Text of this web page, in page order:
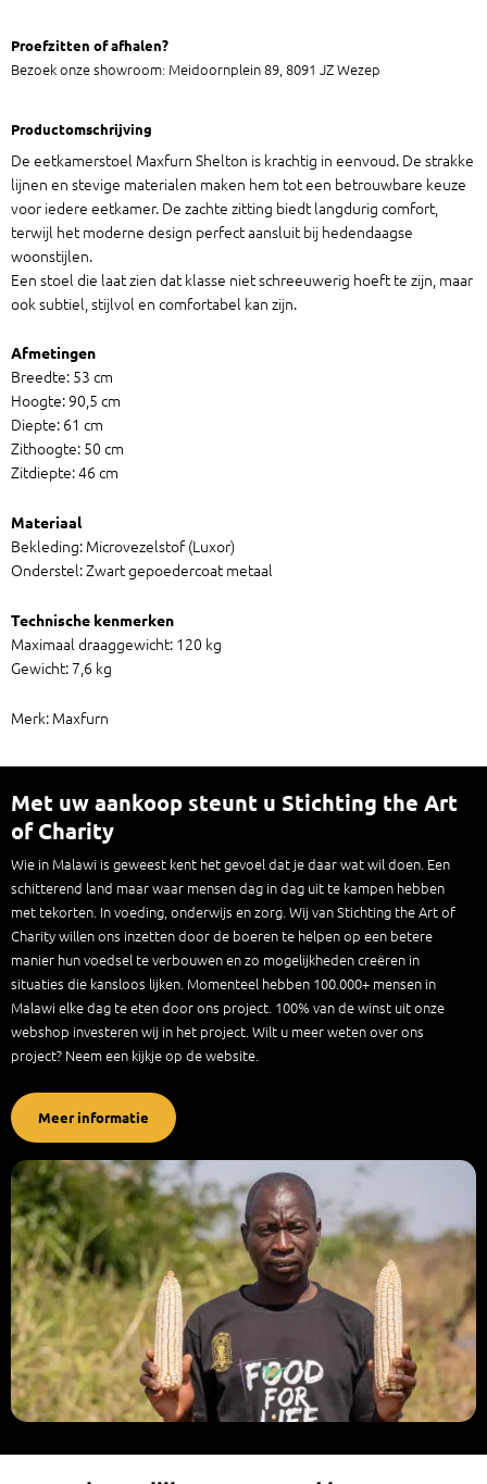
Proefzitten of afhalen?
Bezoek onze showroom: Meidoornplein 89, 8091 JZ Wezep
Productomschrijving
De eetkamerstoel Maxfurn Shelton is krachtig in eenvoud. De strakke
lijnen en stevige materialen maken hem tot een betrouwbare keuze
voor iedere eetkamer. De zachte zitting biedt langdurig comfort,
terwijl het moderne design perfect aansluit bij hedendaagse
woonstijlen.
Een stoel die laat zien dat klasse niet schreeuwerig hoeft te zijn, maar
ook subtiel, stijlvol en comfortabel kan zijn.
Afmetingen
Breedte: 53 cm
Hoogte: 90,5 cm
Diepte: 61 cm
Zithoogte: 50 cm
Zitdiepte: 46 cm
Materiaal
Bekleding: Microvezelstof (Luxor)
Onderstel: Zwart gepoedercoat metaal
Technische kenmerken
Maximaal draaggewicht: 120 kg
Gewicht: 7,6 kg
Merk: Maxfurn
Met uw aankoop steunt u Stichting the Art
of Charity
Wie in Malawi is geweest kent het gevoel dat je daar wat wil doen. Een
schitterend land maar waar mensen dag in dag uit te kampen hebben
met tekorten. In voeding, onderwijs en zorg. Wij van Stichting the Art of
Charity willen ons inzetten door de boeren te helpen op een betere
manier hun voedsel te verbouwen en zo mogelijkheden creëren in
situaties die kansloos lijken. Momenteel hebben 100.000+ mensen in
Malawi elke dag te eten door ons project. 100% van de winst uit onze
webshop investeren wij in het project. Wilt u meer weten over ons
project? Neem een kijkje op de website.
Meer informatie